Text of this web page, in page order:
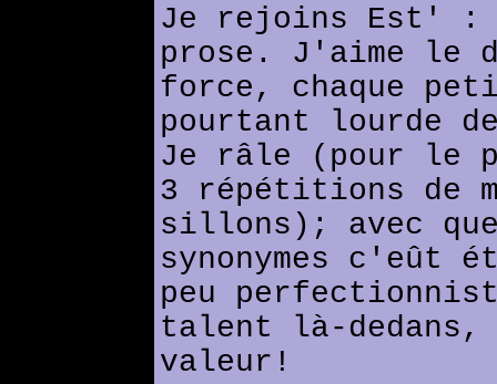
Je rejoins Est' :
prose. J'aime le
force, chaque
pourtant lourde
Je râle (pour le
3 répétitions de
sillons); avec
synonymes c'eût
peu
talent là-dedans,
valeur!